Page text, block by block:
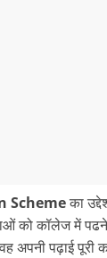
Schemeका
को कॉलेज में
अपनी पढ़ाई